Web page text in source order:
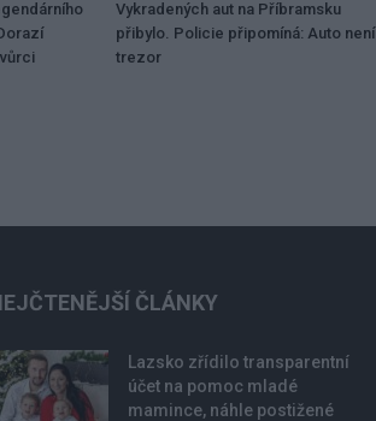
Vykradených aut na Příbramsku
přibylo. Policie připomíná: Auto není
trezor
ČLÁNKY
Lazsko zřídilo transparentní
účet na pomoc mladé
mamince, náhle postižené